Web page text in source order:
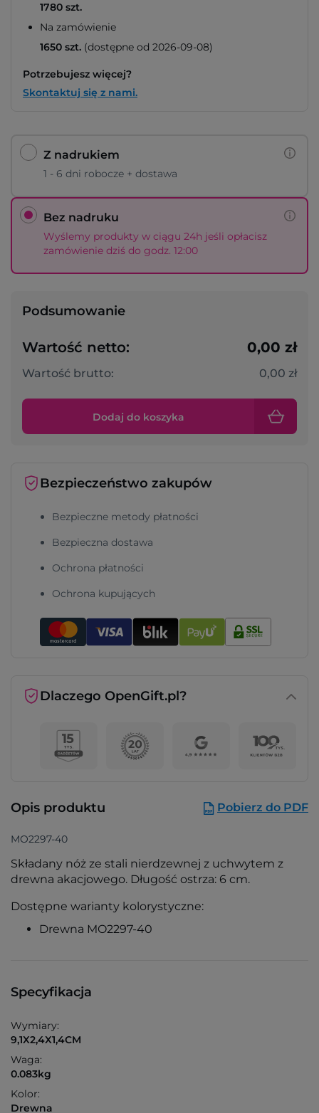
1780 szt.
Na zamówienie
1650 szt. (dostępne od 2026-09-08)
Potrzebujesz więcej?
Skontaktuj się z nami.
Z nadrukiem
1 - 6 dni robocze + dostawa
Bez nadruku
Wyślemy produkty w ciągu 24h jeśli opłacisz
zamówienie dziś do godz. 12:00
Podsumowanie
Wartość netto: 0,00 zł
Wartość brutto: 0,00 zł
Dodaj do koszyka
Bezpieczeństwo zakupów
Bezpieczne metody płatności
Bezpieczna dostawa
Ochrona płatności
Ochrona kupujących
Dlaczego OpenGift.pl?
Opis produktu Pobierz do PDF
MO2297-40
Składany nóż ze stali nierdzewnej z uchwytem z
drewna akacjowego. Długość ostrza: 6 cm.
Dostępne warianty kolorystyczne:
Drewna MO2297-40
Specyfikacja
Wymiary:
9,1X2,4X1,4CM
Waga:
0.083kg
Kolor:
Drewna